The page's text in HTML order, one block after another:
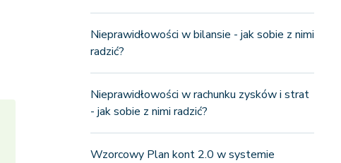
Nieprawidłowości w bilansie - jak sobie z nimi
radzić?
Nieprawidłowości w rachunku zysków i strat
- jak sobie z nimi radzić?
Wzorcowy Plan kont 2.0 w systemie